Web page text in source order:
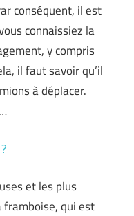
conséquent, il est
connaissiez la
y compris
il faut savoir qu’il
à déplacer.
et les plus
framboise, qui est